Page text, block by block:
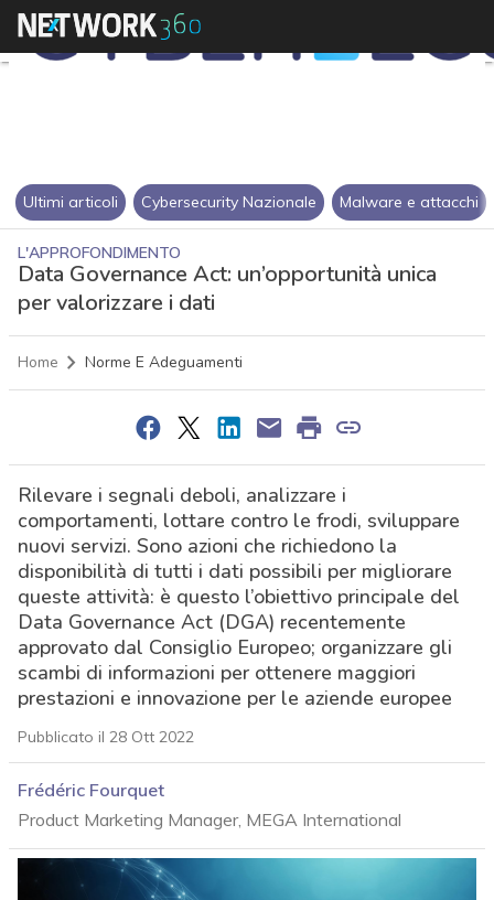
Ultimi articoli Cybersecurity Nazionale Malware e attacchi
L'APPROFONDIMENTO
Data Governance Act: un’opportunità unica
per valorizzare i dati
Home Norme E Adeguamenti
Rilevare i segnali deboli, analizzare i
comportamenti, lottare contro le frodi, sviluppare
nuovi servizi. Sono azioni che richiedono la
disponibilità di tutti i dati possibili per migliorare
queste attività: è questo l’obiettivo principale del
Data Governance Act (DGA) recentemente
approvato dal Consiglio Europeo; organizzare gli
scambi di informazioni per ottenere maggiori
prestazioni e innovazione per le aziende europee
Pubblicato il 28 Ott 2022
Frédéric Fourquet
Product Marketing Manager, MEGA International